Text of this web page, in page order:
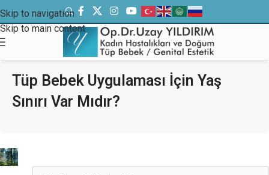
Skip to navigation
Skip to main content
Tüp Bebek Uygulaması İçin Yaş
Sınırı Var Mıdır?